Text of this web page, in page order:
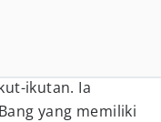
ikutan. Ia
yang memiliki